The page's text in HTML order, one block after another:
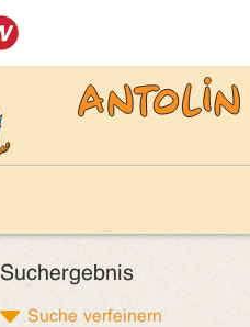
Suchergebnis
Suche verfeinern